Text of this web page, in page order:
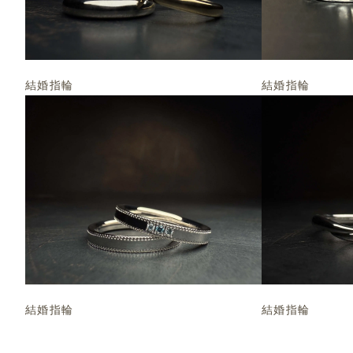
結婚指輪 結婚指輪
結婚指輪 結婚指輪